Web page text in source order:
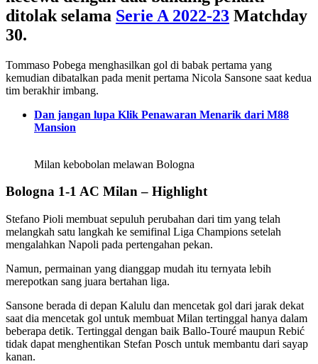
ditolak selama Serie A 2022-23 Matchday
30.
Tommaso Pobega menghasilkan gol di babak pertama yang
kemudian dibatalkan pada menit pertama Nicola Sansone saat kedua
tim berakhir imbang.
Dan jangan lupa Klik Penawaran Menarik dari M88
Mansion
Milan kebobolan melawan Bologna
Bologna 1-1 AC Milan – Highlight
Stefano Pioli membuat sepuluh perubahan dari tim yang telah
melangkah satu langkah ke semifinal Liga Champions setelah
mengalahkan Napoli pada pertengahan pekan.
Namun, permainan yang dianggap mudah itu ternyata lebih
merepotkan sang juara bertahan liga.
Sansone berada di depan Kalulu dan mencetak gol dari jarak dekat
saat dia mencetak gol untuk membuat Milan tertinggal hanya dalam
beberapa detik. Tertinggal dengan baik Ballo-Touré maupun Rebić
tidak dapat menghentikan Stefan Posch untuk membantu dari sayap
kanan.